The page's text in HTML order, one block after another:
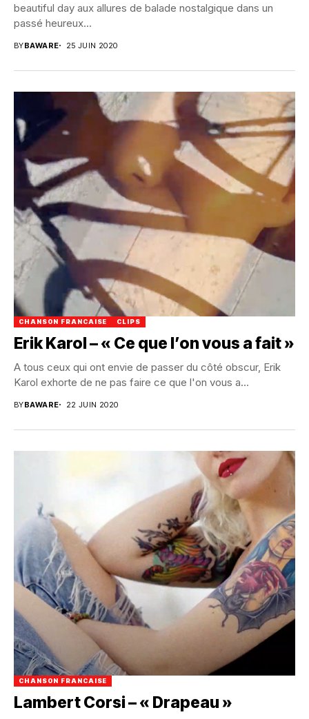
beautiful day aux allures de balade nostalgique dans un
passé heureux...
BYBAWARE 25 JUIN 2020
CHANSON FRANCAISE CLIPS
Erik Karol – « Ce que l’on vous a fait »
A tous ceux qui ont envie de passer du côté obscur, Erik
Karol exhorte de ne pas faire ce que l'on vous a...
BYBAWARE 22 JUIN 2020
CHANSON FRANCAISE
Lambert Corsi – « Drapeau »